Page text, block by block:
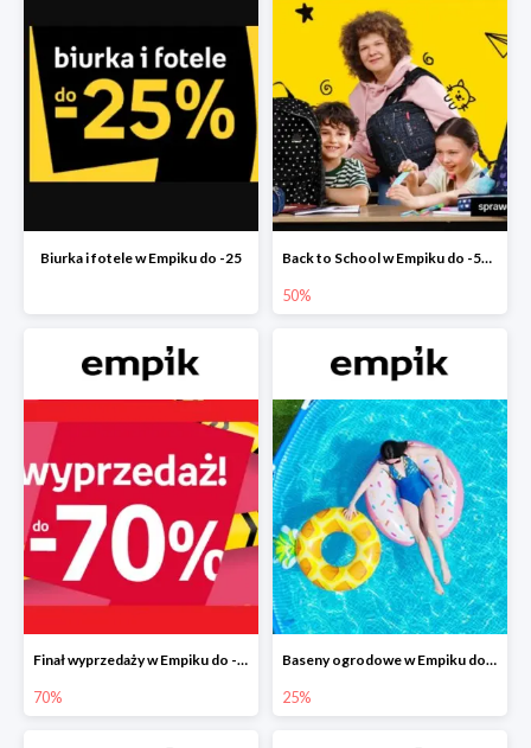
Biurka i fotele w Empiku do -25 Back to School w Empiku do -50%
50%
Finał wyprzedaży w Empiku do -70%
70%
Baseny ogrodowe w Empiku do -25%
25%